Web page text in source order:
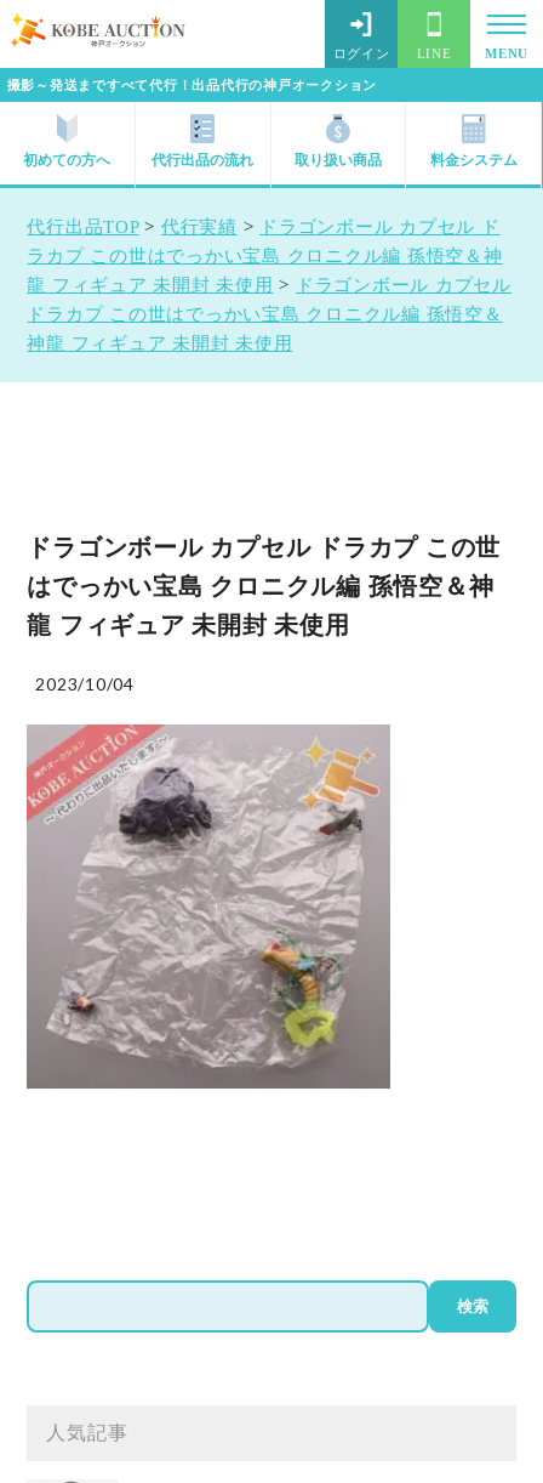
撮影～発送まですべて代行！出品代行の神戸オークション
ログイン LINE MENU
初めての方へ 代行出品の流れ 取り扱い商品 料金システム
代行出品TOP> 代行実績 >
ドラゴンボール カプセル ド
ラカプ この世はでっかい宝島 クロニクル編 孫悟空＆神
龍 フィギュア 未開封 未使用 >
ドラゴンボール カプセル
ドラカプ この世はでっかい宝島 クロニクル編 孫悟空＆
神龍 フィギュア 未開封 未使用
ドラゴンボール カプセル ドラカプ この世
はでっかい宝島 クロニクル編 孫悟空＆神
龍 フィギュア 未開封 未使用
2023/10/04
検
索
検索
人気記事